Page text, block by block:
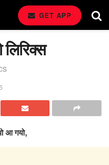
GET APP
आ गयो,